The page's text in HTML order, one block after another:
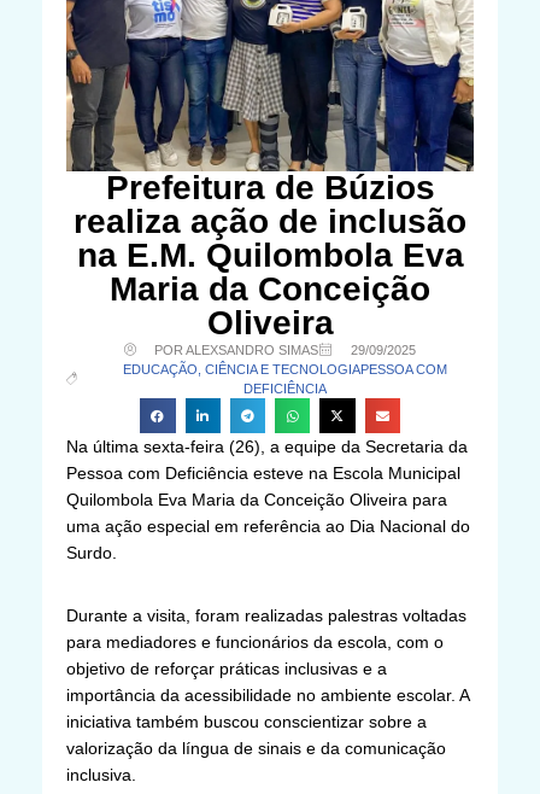
Prefeitura de Búzios
realiza ação de inclusão
na E.M. Quilombola Eva
Maria da Conceição
Oliveira
POR ALEXSANDRO SIMAS
29/09/2025
EDUCAÇÃO, CIÊNCIA E TECNOLOGIAPESSOA COM
DEFICIÊNCIA
Na última sexta-feira (26), a equipe da Secretaria da
Pessoa com Deficiência esteve na Escola Municipal
Quilombola Eva Maria da Conceição Oliveira para
uma ação especial em referência ao Dia Nacional do
Surdo.
Durante a visita, foram realizadas palestras voltadas
para mediadores e funcionários da escola, com o
objetivo de reforçar práticas inclusivas e a
importância da acessibilidade no ambiente escolar. A
iniciativa também buscou conscientizar sobre a
valorização da língua de sinais e da comunicação
inclusiva.